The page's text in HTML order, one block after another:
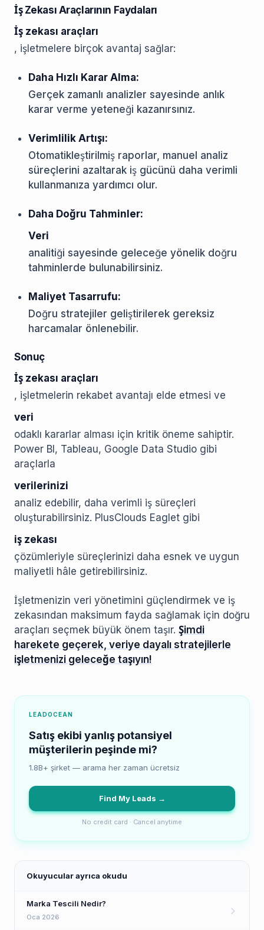
İş Zekası Araçlarının Faydaları
İş zekası araçları
, işletmelere birçok avantaj sağlar:
Daha Hızlı Karar Alma:
Gerçek zamanlı analizler sayesinde anlık
karar verme yeteneği kazanırsınız.
Verimlilik Artışı:
Otomatikleştirilmiş raporlar, manuel analiz
süreçlerini azaltarak iş gücünü daha verimli
kullanmanıza yardımcı olur.
Daha Doğru Tahminler:
Veri
analitiği sayesinde geleceğe yönelik doğru
tahminlerde bulunabilirsiniz.
Maliyet Tasarrufu:
Doğru stratejiler geliştirilerek gereksiz
harcamalar önlenebilir.
Sonuç
İş zekası araçları
, işletmelerin rekabet avantajı elde etmesi ve
veri
odaklı kararlar alması için kritik öneme sahiptir.
Power BI, Tableau, Google Data Studio gibi
araçlarla
verilerinizi
analiz edebilir, daha verimli iş süreçleri
oluşturabilirsiniz. PlusClouds Eaglet gibi
iş zekası
çözümleriyle süreçlerinizi daha esnek ve uygun
maliyetli hâle getirebilirsiniz.
İşletmenizin veri yönetimini güçlendirmek ve iş
zekasından maksimum fayda sağlamak için doğru
araçları seçmek büyük önem taşır. Şimdi
harekete geçerek, veriye dayalı stratejilerle
işletmenizi geleceğe taşıyın!
LEADOCEAN
Satış ekibi yanlış potansiyel
müşterilerin peşinde mi?
1.8B+ şirket — arama her zaman ücretsiz
Find My Leads →
No credit card · Cancel anytime
Okuyucular ayrıca okudu
Marka Tescili Nedir?
Oca 2026